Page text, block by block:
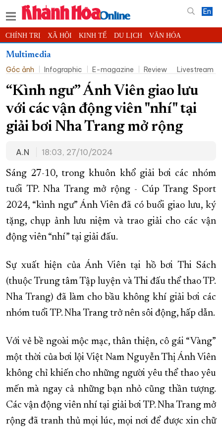
En
CHÍNH TRỊ XÃ HỘI KINH TẾ DU LỊCH VĂN HÓA
THỂ THAO ĐỜI SỐNG
KHOA HỌC - CÔNG NGHỆ PHÁP LUẬT BẠN ĐỌC PHÓNG SỰ
THẾ GIỚI MULTIMEDIA VIDEO ĐỌC BÁO ONLINE
PODCAST THÔNG TIN - QUẢNG CÁO
QUY HOẠCH TỈNH KHÁNH HÒA
CHUNG TAY CẢI CÁCH HÀNH CHÍNH
XÂY DỰNG NÔNG THÔN MỚI LỊCH CẮT ĐIỆN
TÀU - XE - MÁY BAY
KỶ NIỆM 370 NĂM XÂY DỰNG VÀ PHÁT TRIỂN TỈNH KHÁNH HÒA
KHOẢNH KHẮC ĐẸP XỨ TRẦM
XÂY DỰNG KHÁNH HÒA TRỞ THÀNH THÀNH PHỐ TRỰC THUỘC
Multimedia
Góc ảnh
Infographic E-magazine Review Livestream
“Kình ngư” Ánh Viên giao lưu
với các vận động viên "nhí" tại
giải bơi Nha Trang mở rộng
A.N 18:03, 27/10/2024
Sáng 27-10, trong khuôn khổ giải bơi các nhóm
tuổi TP. Nha Trang mở rộng - Cúp Trang Sport
2024, “kình ngư” Ánh Viên đã có buổi giao lưu, ký
tặng, chụp ảnh lưu niệm và trao giải cho các vận
động viên “nhí” tại giải đấu.
Sự xuất hiện của Ánh Viên tại hồ bơi Thi Sách
(thuộc Trung tâm Tập luyện và Thi đấu thể thao TP.
Nha Trang) đã làm cho bầu không khí giải bơi các
nhóm tuổi TP. Nha Trang trở nên sôi động, hấp dẫn.
Với vẻ bề ngoài mộc mạc, thân thiện, cô gái “Vàng”
một thời của bơi lội Việt Nam Nguyễn Thị Ánh Viên
không chỉ khiến cho những người yêu thể thao yêu
mến mà ngay cả những bạn nhỏ cũng thần tượng.
Các vận động viên nhí tại giải bơi TP. Nha Trang mở
rộng đã tranh thủ mọi lúc, mọi nơi để được xin chữ